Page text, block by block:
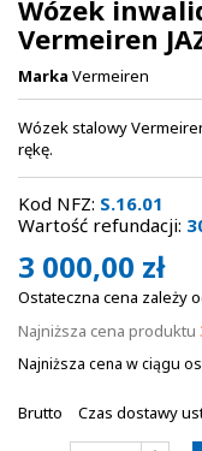
Wózek
Vermeiren
Marka Vermeiren
Wózek stalowy
rękę.
Kod NFZ: S.16.01
Wartość refundacji:
3 000,00 zł
Ostateczna cena zależy
Najniższa cena produktu
Najniższa cena w ciągu
Brutto Czas dostawy